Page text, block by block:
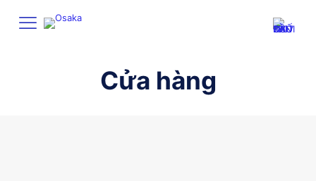
Cửa hàng